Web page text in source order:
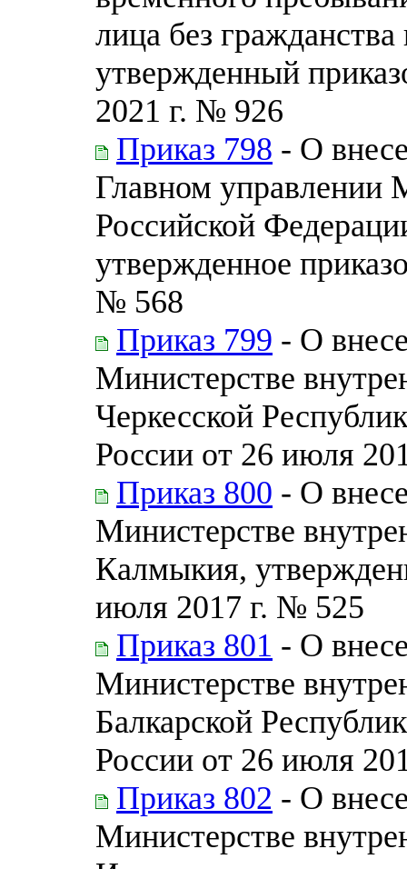
лица без
утвержденный
2021 г. № 926
Приказ 798 - О
Главном управлении
Российской
утвержденное
№ 568
Приказ 799 - О
Министерстве
Черкесской
России от 26 июля
Приказ 800 - О
Министерстве
Калмыкия,
июля 2017 г. № 525
Приказ 801 - О
Министерстве
Балкарской
России от 26 июля
Приказ 802 - О
Министерстве